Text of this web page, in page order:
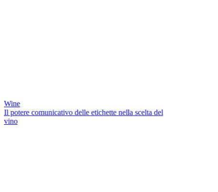
Wine
Il potere comunicativo delle etichette nella scelta del
vino